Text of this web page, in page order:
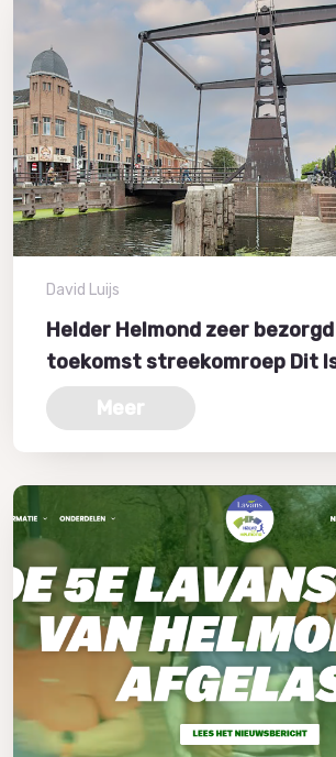
David Luijs
Helder Helmond zeer
toekomst streekomroep Dit
Meer